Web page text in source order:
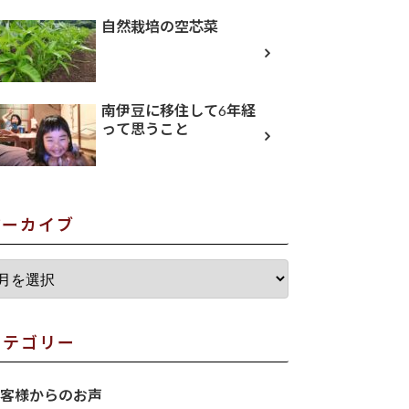
自然栽培の空芯菜
南伊豆に移住して6年経
って思うこと
カイブ
ゴリー
様からのお声